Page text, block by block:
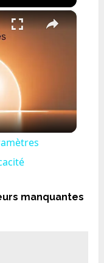
×
manquantes